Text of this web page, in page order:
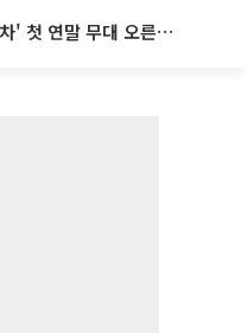
'전참시' 리센느, 데뷔 '3년 차' 첫 연말 무대 오른다⋯"그동안 섭외 안 와"